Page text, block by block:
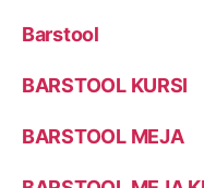
Barstool
BARSTOOL KURSI
BARSTOOL MEJA